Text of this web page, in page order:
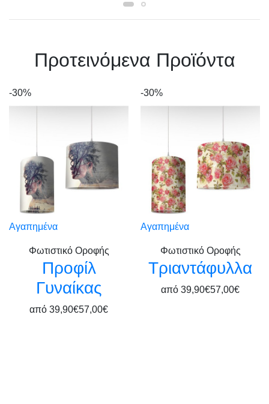
Πρoτεινόμενα Προϊόντα
-30%
Αγαπημένα
Φωτιστικό Οροφής
Προφίλ
Γυναίκας
από 39,90€57,00€
-30%
Αγαπημένα
Φωτιστικό Οροφής
Τριαντάφυλλα
από 39,90€57,00€